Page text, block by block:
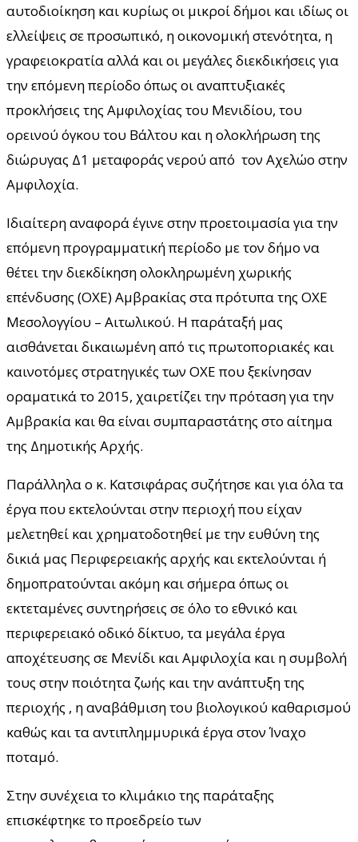
αυτοδιοίκηση και κυρίως οι μικροί δήμοι και ιδίως οι
ελλείψεις σε προσωπικό, η οικονομική στενότητα, η
γραφειοκρατία αλλά και οι μεγάλες διεκδικήσεις για
την επόμενη περίοδο όπως οι αναπτυξιακές
προκλήσεις της Αμφιλοχίας του Μενιδίου, του
ορεινού όγκου του Βάλτου και η ολοκλήρωση της
διώρυγας Δ1 μεταφοράς νερού από τον Αχελώο στην
Αμφιλοχία.
Ιδιαίτερη αναφορά έγινε στην προετοιμασία για την
επόμενη προγραμματική περίοδο με τον δήμο να
θέτει την διεκδίκηση ολοκληρωμένη χωρικής
επένδυσης (ΟΧΕ) Αμβρακίας στα πρότυπα της ΟΧΕ
Μεσολογγίου – Αιτωλικού. Η παράταξή μας
αισθάνεται δικαιωμένη από τις πρωτοποριακές και
καινοτόμες στρατηγικές των ΟΧΕ που ξεκίνησαν
οραματικά το 2015, χαιρετίζει την πρόταση για την
Αμβρακία και θα είναι συμπαραστάτης στο αίτημα
της Δημοτικής Αρχής.
Παράλληλα ο κ. Κατσιφάρας συζήτησε και για όλα τα
έργα που εκτελούνται στην περιοχή που είχαν
μελετηθεί και χρηματοδοτηθεί με την ευθύνη της
δικιά μας Περιφερειακής αρχής και εκτελούνται ή
δημοπρατούνται ακόμη και σήμερα όπως οι
εκτεταμένες συντηρήσεις σε όλο το εθνικό και
περιφερειακό οδικό δίκτυο, τα μεγάλα έργα
αποχέτευσης σε Μενίδι και Αμφιλοχία και η συμβολή
τους στην ποιότητα ζωής και την ανάπτυξη της
περιοχής , η αναβάθμιση του βιολογικού καθαρισμού
καθώς και τα αντιπλημμυρικά έργα στον Ίναχο
ποταμό.
Στην συνέχεια το κλιμάκιο της παράταξης
επισκέφτηκε το προεδρείο των